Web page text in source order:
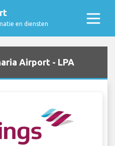
en diensten
Airport - LPA